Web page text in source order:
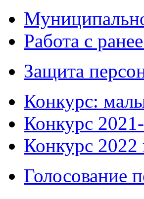
Работа с
Защита
Конкурс:
Конкурс
Конкурс 2022
Голосование